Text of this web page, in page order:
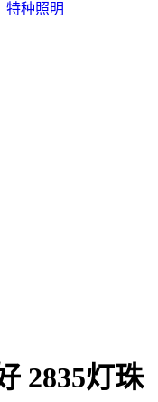
特种照明
2835灯珠